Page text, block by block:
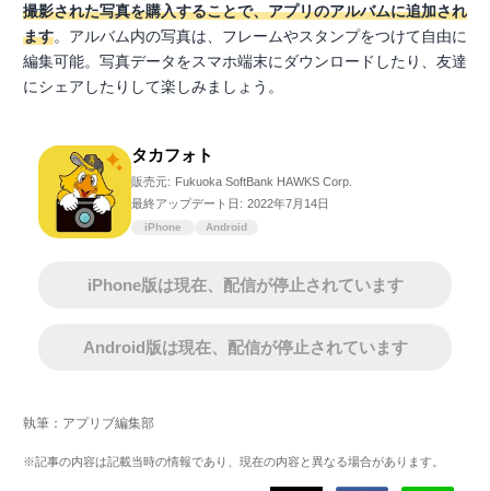
撮影された写真を購入することで、アプリのアルバムに追加され
ます。アルバム内の写真は、フレームやスタンプをつけて自由に
編集可能。写真データをスマホ端末にダウンロードしたり、友達
にシェアしたりして楽しみましょう。
タカフォト
販売元: Fukuoka SoftBank HAWKS Corp.
最終アップデート日: 2022年7月14日
iPhone Android
iPhone版は現在、配信が停止されています
Android版は現在、配信が停止されています
執筆：アプリブ編集部
※記事の内容は記載当時の情報であり、現在の内容と異なる場合があります。